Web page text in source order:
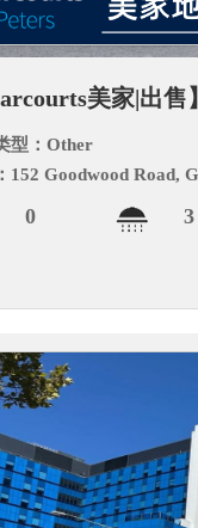
美家|出
型：Other
152 Goodwood Road,
0 3